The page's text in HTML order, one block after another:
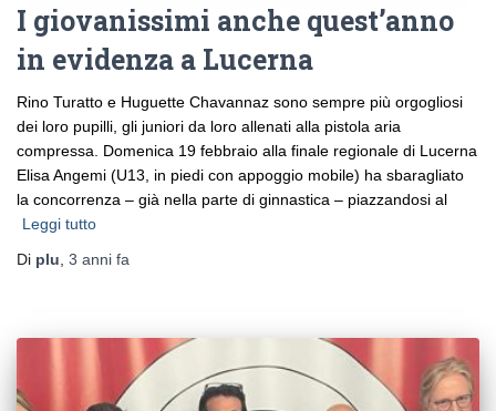
I giovanissimi anche quest’anno
in evidenza a Lucerna
Rino Turatto e Huguette Chavannaz sono sempre più orgogliosi
dei loro pupilli, gli juniori da loro allenati alla pistola aria
compressa. Domenica 19 febbraio alla finale regionale di Lucerna
Elisa Angemi (U13, in piedi con appoggio mobile) ha sbaragliato
la concorrenza – già nella parte di ginnastica – piazzandosi al
Leggi tutto
Di plu 3 anni fa